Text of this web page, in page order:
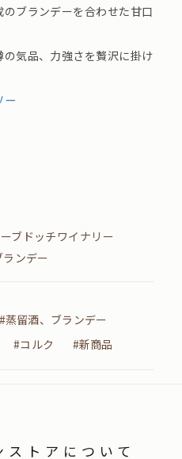
ブランデーを合わせた甘口
気品、力強さを贅沢に掛け
ー
ブドッチワイナリー
ンデー
#蒸留酒、ブランデー
#コルク #新商品
トアについて